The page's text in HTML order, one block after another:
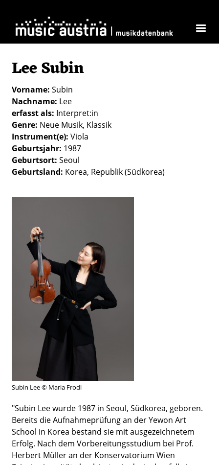
Lee Subin
Vorname Subin
Nachname Lee
erfasst als Interpret:in
Genre Neue Musik Klassik
Instrument(e) Viola
Geburtsjahr 1987
Geburtsort Seoul
Geburtsland Korea, Republik (Südkorea)
Subin Lee © Maria Frodl
"Subin Lee wurde 1987 in Seoul, Südkorea, geboren.
Bereits die Aufnahmeprüfung an der Yewon Art
School in Korea bestand sie mit ausgezeichnetem
Erfolg. Nach dem Vorbereitungsstudium bei Prof.
Herbert Müller an der Konservatorium Wien